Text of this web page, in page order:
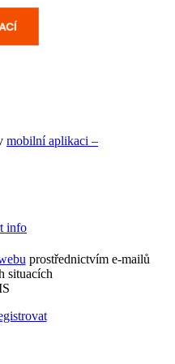
mobilní aplikaci –
prostřednictvím e-mailů
situacích